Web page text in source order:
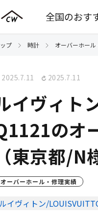
全国のおす
プ 時計 オーバーホール
2025.7.11 2025.7.11
イヴィト
のオ
（東京都/N
オーバーホール・修理実績
ルイヴィトン/